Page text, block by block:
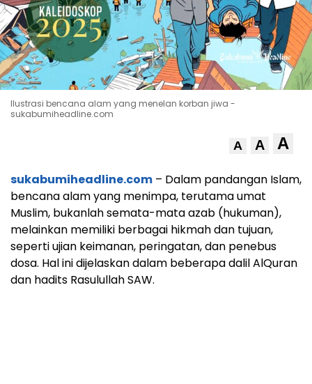
Ilustrasi bencana alam yang menelan korban jiwa -
sukabumiheadline.com
A A A
sukabumiheadline.com – Dalam pandangan Islam,
bencana alam yang menimpa, terutama umat
Muslim, bukanlah semata-mata azab (hukuman),
melainkan memiliki berbagai hikmah dan tujuan,
seperti ujian keimanan, peringatan, dan penebus
dosa. Hal ini dijelaskan dalam beberapa dalil AlQuran
dan hadits Rasulullah SAW.